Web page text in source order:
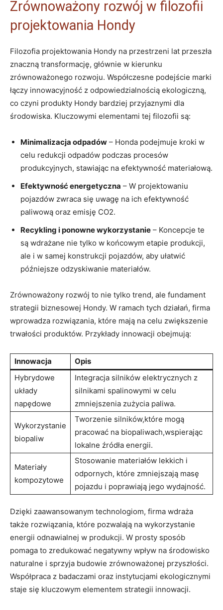
Zrównoważony rozwój w filozofii
projektowania Hondy
Filozofia projektowania Hondy na przestrzeni lat⁤ przeszła
znaczną transformację, głównie w kierunku
zrównoważonego rozwoju. Współczesne​ podejście marki
łączy innowacyjność z odpowiedzialnością ekologiczną,
co czyni produkty Hondy bardziej⁢ przyjaznymi dla
środowiska. Kluczowymi ‍elementami tej filozofii są:
Minimalizacja odpadów – Honda podejmuje kroki w
⁢celu redukcji odpadów podczas procesów
produkcyjnych, stawiając na ​efektywność materiałową.
Efektywność energetyczna – W projektowaniu
pojazdów⁣ zwraca się uwagę na ich efektywność
paliwową oraz emisję CO2.
Recykling i ponowne wykorzystanie – Koncepcje te
są ‍wdrażane nie tylko w końcowym etapie produkcji,
ale i w samej konstrukcji pojazdów, aby ułatwić⁢
późniejsze odzyskiwanie materiałów.
Zrównoważony⁣ rozwój to nie tylko‍ trend, ale fundament
⁤strategii biznesowej Hondy. W ramach tych działań, firma
wprowadza rozwiązania, które mają na ‌celu zwiększenie
trwałości produktów. Przykłady innowacji obejmują:
Innowacja
Opis
Hybrydowe
‍układy
napędowe
Integracja silników elektrycznych⁤ z
silnikami spalinowymi ​w ⁢celu
zmniejszenia zużycia paliwa.
Wykorzystanie
biopaliw
Tworzenie silników,które mogą
⁤pracować na biopaliwach,wspierając
lokalne źródła energii.
Materiały
kompozytowe
Stosowanie materiałów lekkich i
odpornych, które zmniejszają​ masę
pojazdu i poprawiają jego wydajność.
Dzięki‌ zaawansowanym⁢ technologiom, firma wdraża
także rozwiązania, które pozwalają na wykorzystanie
energii odnawialnej w produkcji. W prosty sposób
pomaga to zredukować negatywny wpływ na środowisko
naturalne i sprzyja budowie zrównoważonej przyszłości.
Współpraca z badaczami oraz instytucjami ekologicznymi
staje się kluczowym elementem strategii innowacji.